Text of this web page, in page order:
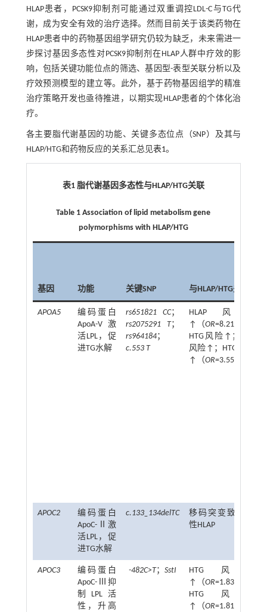
HLAP患者，PCSK9抑制剂可能通过双重调控LDL-C与TG代
谢，成为安全有效的治疗选择。然而目前关于该类药物在
HLAP患者中的药物基因组学研究仍较为缺乏，未来需进一
步探讨基因多态性对PCSK9抑制剂在HLAP人群中疗效的影
响，包括关键功能位点的筛选、基因型-表型关联分析以及
疗效预测模型的建立等。此外，基于药物基因组学的精准
治疗策略开发也亟待推进，以期实现HLAP患者的个体化治
疗。
各主要脂代谢基因的功能、关键多态位点（SNP）及其与
HLAP/HTG和药物反应的关系汇总见表1。
表1 脂代谢基因多态性与HLAP/HTG关联
Table 1 Association of lipid metabolism gene
polymorphisms with HLAP/HTG
基因 功能 关键SNP 与HLAP/HTG关系
APOA5
编码蛋白
ApoA-V激
活LPL，促
进TG水解
rs651821 CC；
rs2075291 T；
rs964184；
c.553 T
HLAP风险
↑（OR=8.217）；
HTG风险↑；HTG
风险↑；HTG风险
↑（OR=3.55）
APOC2
编码蛋白
ApoC-Ⅱ激
活LPL，促
进TG水解
c.133_134delTC
移码突变致复发
性HLAP
APOC3
编码蛋白
ApoC-Ⅲ抑
制LPL活
性，升高
-482C>T； SstI
HTG风险
↑（OR=1.831）；
HTG风险
↑（OR=1.812）